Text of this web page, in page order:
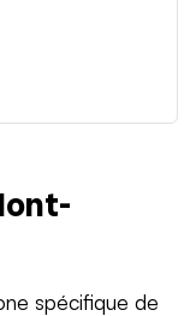
spécifique de